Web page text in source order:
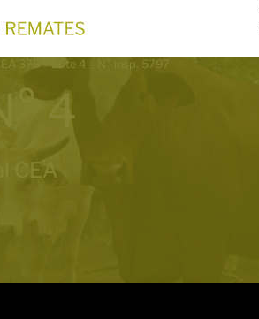
378»Lote 4 – N° insp. 5797
4
CEA